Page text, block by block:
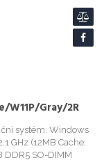
W11P/Gray/2R
systém: Windows
GHz (12MB Cache,
DDR5 SO-DIMM